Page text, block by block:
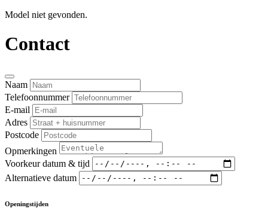
Model niet gevonden.
Contact
Naam
Telefoonnummer
E-mail
Adres
Postcode
Opmerkingen
Voorkeur datum & tijd
Alternatieve datum
Openingstijden